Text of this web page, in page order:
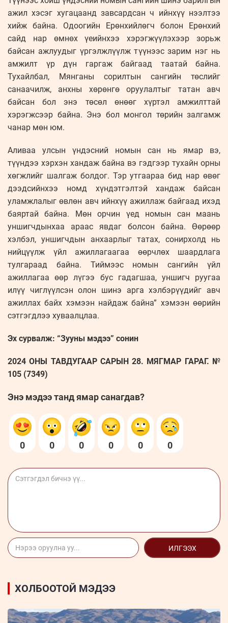
ажил хэсэг хугацаанд завсардсан ч ийнхүү нээлтээ
хийж байна. Одоогийн Ерөнхийлөгч болон Ерөнхий
сайд нар өмнөх үеийнхээ хэрэгжүүлэхээр зорьж
байсан ажлуудыг үргэлжлүүлж түүнээс зарим нэг нь
амжилт үр дүн гаргаж байгаад таатай байна.
Тухайлбал, Мянганы сорилтын сангийн төслийг
санаачилж, анхны хөрөнгө оруулалтыг татан авч
байсан бол энэ төсөл өнөөг хүртэл амжилттай
хэрэгжсээр байна. Энэ бол монгол төрийн залгамж
чанар мөн юм.
Аливаа улсын үндэсний номын сан нь ямар вэ,
түүндээ хэрхэн хандаж байна вэ гэдгээр тухайн орны
хөгжлийг шалгаж болдог. Тэр утгаараа бид нар өвөг
дээдсийнхээ номд хүндэтгэлтэй хандаж байсан
уламжлалыг өвлөн авч ийнхүү ажиллаж байгаад ихэд
баяртай байна. Мөн орчин үед номын сан маань
уншигчдынхаа араас явдаг болсон байна. Өөрөөр
хэлбэл, уншигчдын анхаарлыг татах, сонирхолд нь
нийцүүлж үйл ажиллагаагаа өөрчлөх шаардлага
тулгараад байна. Тиймээс номын сангийн үйл
ажиллагаа өөр лүгээ бус гадагшаа, уншигч руугаа
илүү чиглүүлсэн олон шинэ арга хэлбэрүүдийг авч
ажиллах байх хэмээн найдаж байна” хэмээн өөрийн
сэтгэгдлээ хуваалцлаа.
Эх сурвалж: “Зууны мэдээ” сонин
2024 ОНЫ ТАВДУГААР САРЫН 28. МЯГМАР ГАРАГ. №
105 (7349)
Энэ мэдээ танд ямар санагдав?
0 0 0 0 0 0
ИЛГЭЭХ
ХОЛБООТОЙ МЭДЭЭ